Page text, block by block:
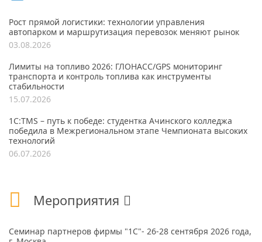
Рост прямой логистики: технологии управления
автопарком и маршрутизация перевозок меняют рынок
03.08.2026
Лимиты на топливо 2026: ГЛОНАСС/GPS мониторинг
транспорта и контроль топлива как инструменты
стабильности
15.07.2026
1С:TMS – путь к победе: студентка Ачинского колледжа
победила в Межрегиональном этапе Чемпионата высоких
технологий
06.07.2026
Мероприятия
Семинар партнеров фирмы "1С"- 26-28 сентября 2026 года,